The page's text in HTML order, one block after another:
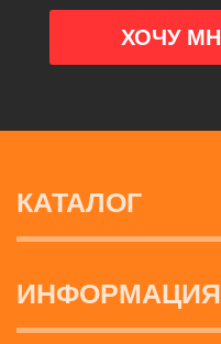
КАТАЛОГ
ИНФОРМАЦИЯ